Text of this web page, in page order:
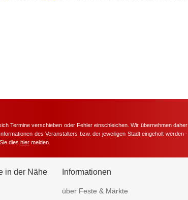
Termine verschieben oder Fehler einschleichen. Wir übernehmen daher
des Veranstalters bzw. der jeweiligen Stadt eingeholt werden -
dies hier melden.
in der Nähe Informationen
über Feste & Märkte